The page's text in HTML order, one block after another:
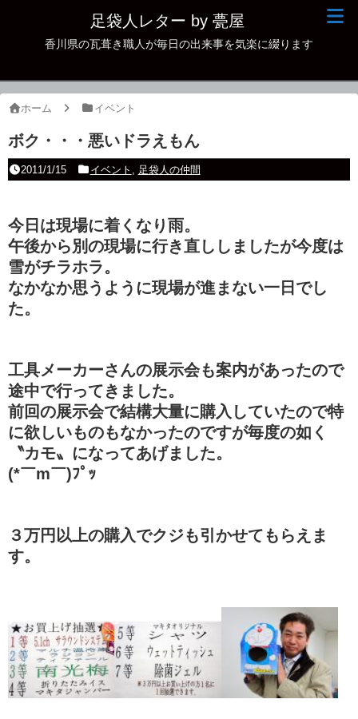
足袋人レター by 甍屋
香川県の瓦葺き職人が毎日の出来事を気楽に綴ります
ホーム イベント
ボク・・・悪いドラえもん
2011/1/15 イベント , 足袋人の仲間
今日は現場に着くなり雨。
午後から別の現場に行き直ししましたが今度は
雪がチラホラ。
なかなか思うように現場が進まない一日でし
た。
工具メーカーさんの展示会も案内があったので
途中で行ってきました。
前回の展示会で結構大量に購入していたので特
に欲しいものもなかったのですが毎度の如く
〝カモ〟になってあげました。
(*￣m￣)ﾌﾟｯ
３万円以上の購入でクジも引かせてもらえま
す。
現場日記
古瓦
本日の一品
その他